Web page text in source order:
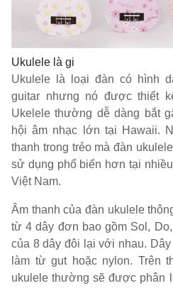
Ukulele là gi
Ukulele là loại đàn có hình
guitar nhưng nó được thiết
Ukelele thường dễ dàng bắt
hội âm nhạc lớn tại Hawaii.
thanh trong trẻo mà đàn
sử dụng phổ biến hơn tại
Việt Nam.
Âm thanh của đàn ukulele
từ 4 dây đơn bao gồm Sol,
của 8 dây đôi lại với nhau.
làm từ gut hoặc nylon. Trên
ukulele thường sẽ được phân